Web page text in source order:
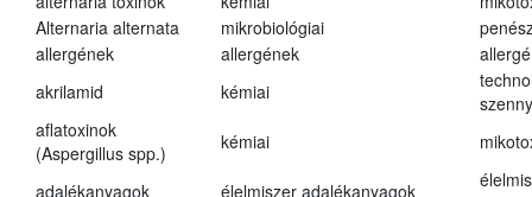
Alternaria alternata
mikrobiológiai
allergének
allergének
akrilamid
kémiai
aflatoxinok
(Aspergillus spp.)
kémiai
adalékanyagok élelmiszer adalékanyagok